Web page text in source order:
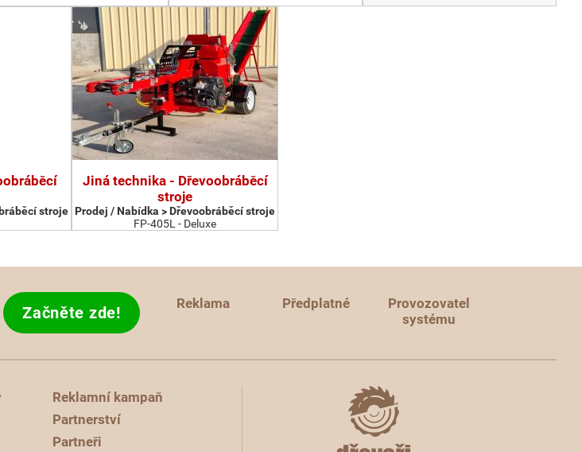
stroje
Jiná technika - Dřevoobráběcí
stroje
Prodej / Nabídka > Dřevoobráběcí stroje
FP-405L - Deluxe
Začněte zde! Reklama Předplatné
Provozovatel
systému
Reklamní kampaň
Partnerství
Partneři